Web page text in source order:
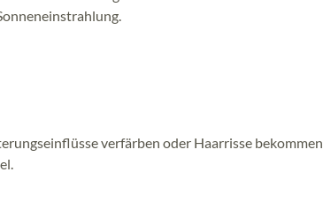
verfärben oder Haarrisse bekommen.